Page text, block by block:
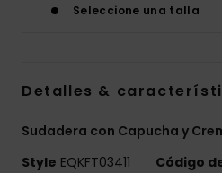
Seleccione una talla
Detalles &
Sudadera con Capucha y
Style EQKFT03411 Código